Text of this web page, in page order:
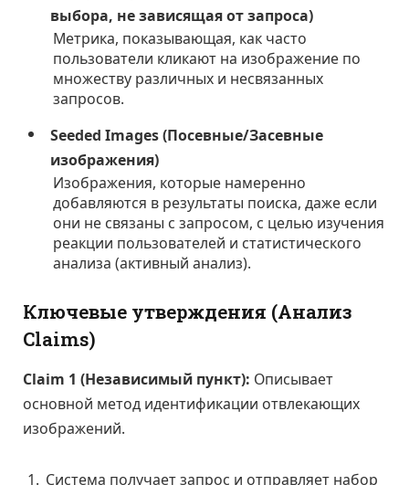
выбора, не зависящая от запроса)
Метрика, показывающая, как часто
пользователи кликают на изображение по
множеству различных и несвязанных
запросов.
Seeded Images (Посевные/Засевные
изображения)
Изображения, которые намеренно
добавляются в результаты поиска, даже если
они не связаны с запросом, с целью изучения
реакции пользователей и статистического
анализа (активный анализ).
Ключевые утверждения (Анализ
Claims)
Claim 1 (Независимый пункт): Описывает
основной метод идентификации отвлекающих
изображений.
Система получает запрос и отправляет набор